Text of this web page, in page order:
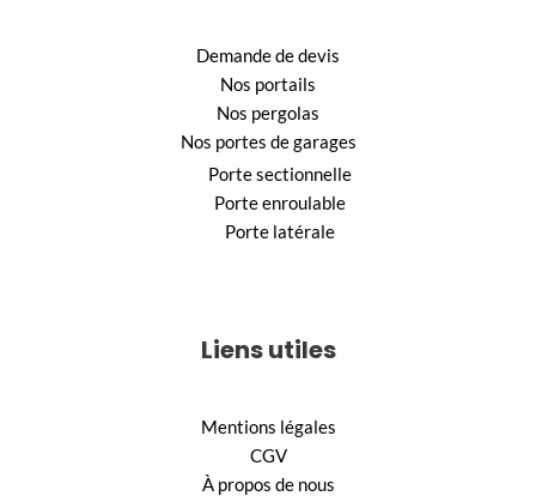
Demande de devis
Nos portails
Nos pergolas
Nos portes de garages
Porte sectionnelle
Porte enroulable
Porte latérale
Liens utiles
Mentions légales
CGV
À propos de nous